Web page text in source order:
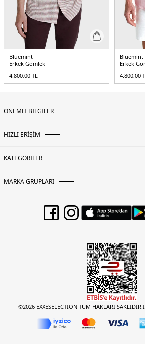
Bluemint
Erkek Gömlek
4.800,00 TL
Bluemint
Erkek
4.800,00
ÖNEMLİ BİLGİLER
HIZLI ERİŞİM
KATEGORİLER
MARKA GRUPLARI
©2026 EXXESELECTION TÜM HAKLARI